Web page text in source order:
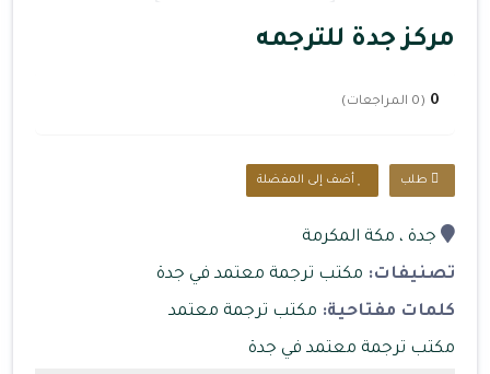
مركز جدة للترجمه
0 (0 المراجعات)
طلب أضف إلى المفضلة
جدة ، مكة المكرمة
تصنيفات: مكتب ترجمة معتمد في جدة
كلمات مفتاحية: مكتب ترجمة معتمد
مكتب ترجمة معتمد في جدة